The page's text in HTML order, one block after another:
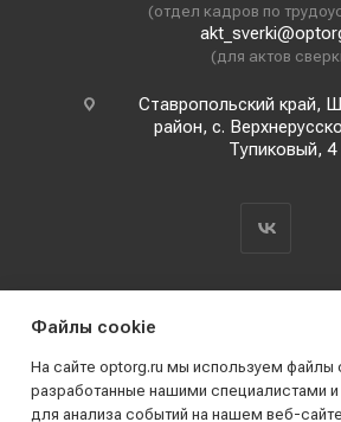
(отдел кадров по
(для актов
Ставропольский край,
район, с.
Тупиковый, 4
Файлы cookie
На сайте optorg.ru мы используем файлы
разработанные нашими специалистами
для анализа событий на нашем веб-